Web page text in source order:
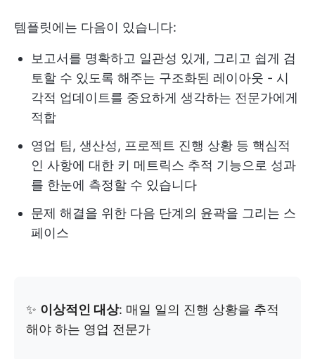
템플릿에는 다음이 있습니다:
보고서를 명확하고 일관성 있게, 그리고 쉽게 검
토할 수 있도록 해주는 구조화된 레이아웃 - 시
각적 업데이트를 중요하게 생각하는 전문가에게
적합
영업 팀, 생산성, 프로젝트 진행 상황 등 핵심적
인 사항에 대한 키 메트릭스 추적 기능으로 성과
를 한눈에 측정할 수 있습니다
문제 해결을 위한 다음 단계의 윤곽을 그리는 스
페이스
✨ 이상적인 대상: 매일 일의 진행 상황을 추적
해야 하는 영업 전문가